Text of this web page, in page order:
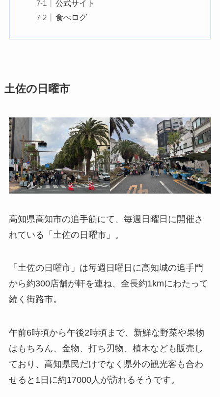
公式サイト
食べログ
土佐の日曜市
高知県高知市の追手筋にて、毎週日曜日に開催さ
れている「土佐の日曜市」。
「土佐の日曜市」は毎週日曜日に高知城の追手門
から約300店舗が軒を連ね、全長約1kmにわたって
続く街路市。
午前6時頃から午後2時頃まで、新鮮な野菜や果物
はもちろん、金物、打ち刃物、植木なども販売し
ており、高知県民だけでなく県外の観光客も合わ
せると1日に約17000人が訪れるそうです。